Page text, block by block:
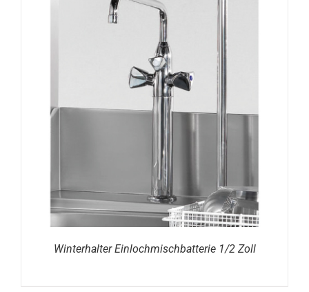
DETAILS
Winterhalter Einlochmischbatterie 1/2 Zoll